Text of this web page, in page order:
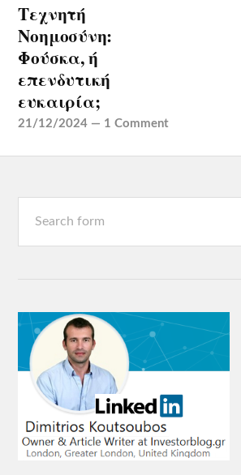
Τεχνητή
Νοημοσύνη:
Φούσκα, ή
επενδυτική
ευκαιρία;
21/12/2024 — 1 Comment